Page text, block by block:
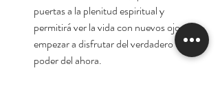
puertas a la plenitud espiritual y
permitirá ver la vida con nuevos ojos y
empezar a disfrutar del verdadero
poder del ahora.